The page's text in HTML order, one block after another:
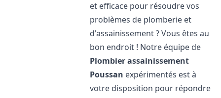
et efficace pour résoudre vos
problèmes de plomberie et
d'assainissement ? Vous êtes au
bon endroit ! Notre équipe de
Plombier assainissement
Poussan expérimentés est à
votre disposition pour répondre